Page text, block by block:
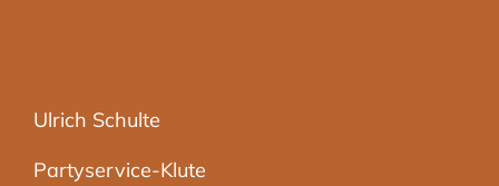
Ulrich Schulte
Partyservice-Klute